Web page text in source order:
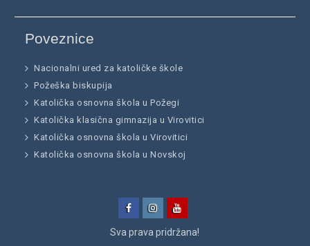
Poveznice
Nacionalni ured za katoličke škole
Požeška biskupija
Katolička osnovna škola u Požegi
Katolička klasična gimnazija u Virovitici
Katolička osnovna škola u Virovitici
Katolička osnovna škola u Novskoj
Sva prava pridržana!